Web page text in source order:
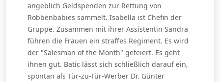
angeblich Geldspenden zur Rettung von
Robbenbabies sammelt. Isabella ist Chefin der
Gruppe. Zusammen mit ihrer Assistentin Sandra
führen die Frauen ein straffes Regiment. Es wird
der "Salesman of the Month" gefeiert. Es geht
ihnen gut. Batic lässt sich schließlich darauf ein,
spontan als Tür-zu-Tür-Werber Dr. Günter